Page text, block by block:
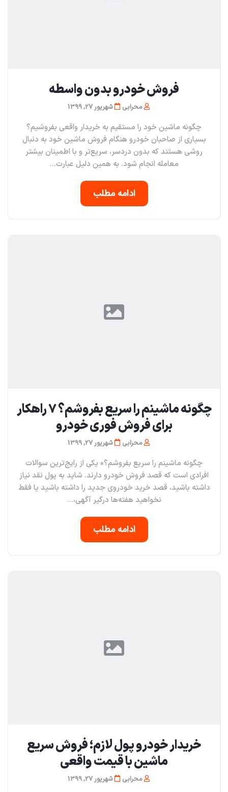
فروش خودرو بدون واسطه
محرابی شهریور 27, 1399
چگونه ماشین خود را مستقیم به خریدار واقعی بفروشیم؟
بسیاری از صاحبان خودرو هنگام فروش ماشین خود به دنبال
روشی هستند که بدون دردسر، سریع‌تر و با اطمینان بیشتر
معامله انجام شود. به همین دلیل عبارت...
ادامه مطلب
چگونه ماشینم را سریع بفروشم؟ ۷ راهکار
برای فروش فوری خودرو
محرابی شهریور 27, 1399
چگونه ماشینم را سریع بفروشم؟» یکی از رایج‌ترین سوالات
افرادی است که قصد فروش خودرو دارند. شاید به پول نقد نیاز
داشته باشید، قصد خرید خودروی جدید را داشته باشید یا فقط
نخواهید هفته‌ها درگیر آگهی،...
ادامه مطلب
خریدار خودرو پول لازم؛ فروش سریع
ماشین با قیمت واقعی
محرابی شهریور 27, 1399